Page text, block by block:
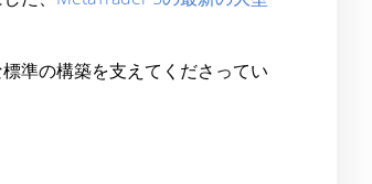
準の構築を支えてくださってい